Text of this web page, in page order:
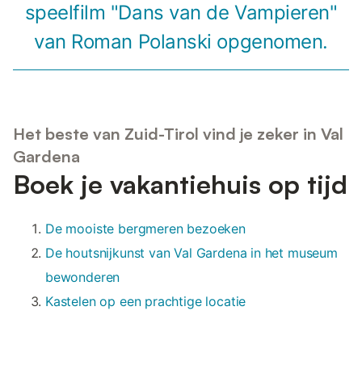
speelfilm "Dans van de Vampieren"
van Roman Polanski opgenomen.
Het beste van Zuid-Tirol vind je zeker in Val
Gardena
Boek je vakantiehuis op tijd
De mooiste bergmeren bezoeken
De houtsnijkunst van Val Gardena in het museum
bewonderen
Kastelen op een prachtige locatie